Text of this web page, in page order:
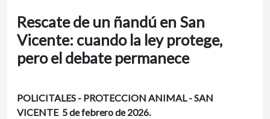
Rescate de un ñandú en San
Vicente: cuando la ley protege,
pero el debate permanece
POLICITALES - PROTECCION ANIMAL - SAN
VICENTE 5 de febrero de 2026.